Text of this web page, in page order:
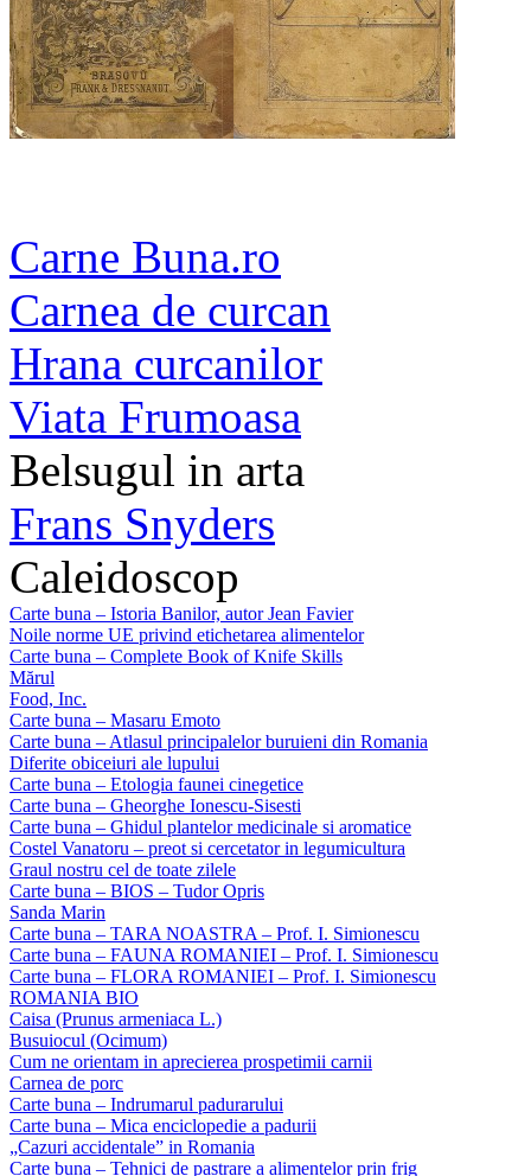
Carne Buna.ro
Carnea de curcan
Hrana curcanilor
Viata Frumoasa
Belsugul in arta
Frans Snyders
Caleidoscop
Carte buna – Istoria Banilor, autor Jean Favier
Noile norme UE privind etichetarea alimentelor
Carte buna – Complete Book of Knife Skills
Mărul
Food, Inc.
Carte buna – Masaru Emoto
Carte buna – Atlasul principalelor buruieni din Romania
Diferite obiceiuri ale lupului
Carte buna – Etologia faunei cinegetice
Carte buna – Gheorghe Ionescu-Sisesti
Carte buna – Ghidul plantelor medicinale si aromatice
Costel Vanatoru – preot si cercetator in legumicultura
Graul nostru cel de toate zilele
Carte buna – BIOS – Tudor Opris
Sanda Marin
Carte buna – TARA NOASTRA – Prof. I. Simionescu
Carte buna – FAUNA ROMANIEI – Prof. I. Simionescu
Carte buna – FLORA ROMANIEI – Prof. I. Simionescu
ROMANIA BIO
Caisa (Prunus armeniaca L.)
Busuiocul (Ocimum)
Cum ne orientam in aprecierea prospetimii carnii
Carnea de porc
Carte buna – Indrumarul padurarului
Carte buna – Mica enciclopedie a padurii
„Cazuri accidentale” in Romania
Carte buna – Tehnici de pastrare a alimentelor prin frig